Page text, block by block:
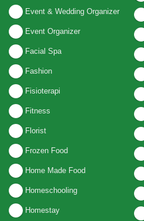
Event & Wedding Organizer
Event Organizer
Facial Spa
Fashion
Fisioterapi
Fitness
Florist
Frozen Food
Home Made Food
Homeschooling
Homestay